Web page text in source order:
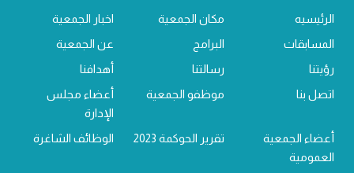
الرئيسيه مكان الجمعية
اخبار الجمعية
المسابقات
البرامج
عن الجمعية
رؤيتنا
رسالتنا
أهدافنا
اتصل بنا
موظفو الجمعية
أعضاء مجلس
الإدارة
أعضاء الجمعية
العمومية
تقرير الحوكمة 2023 الوظائف الشاغرة